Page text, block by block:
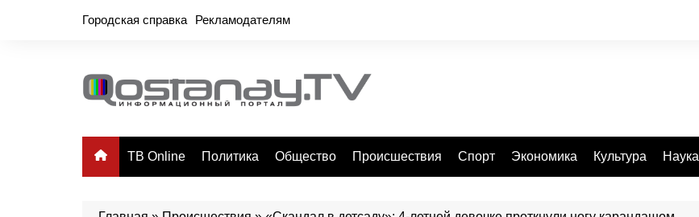
Городская справка Рекламодателям
ТВ Online Политика Общество Происшествия Спорт Экономика Культура Наука